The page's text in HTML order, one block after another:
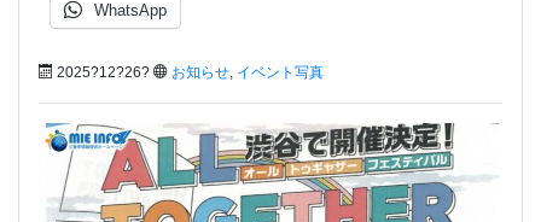
WhatsApp
2025?12?26? お知らせ, イベント写真